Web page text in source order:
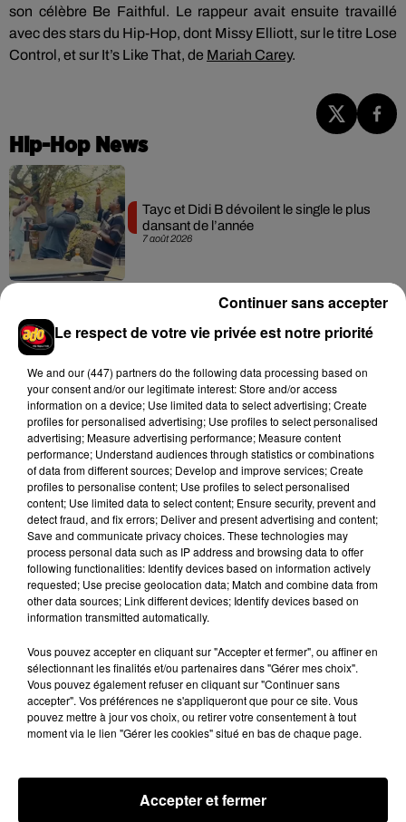
son célèbre Be Faithful. Le rappeur avait ensuite travaillé
avec des stars du Hip-Hop, dont Missy Elliott, sur le titre Lose
Control, et sur It’s Like That, de Mariah Carey.
Hip-Hop News
7 août 2026
Tayc et Didi B dévoilent le single le plus
dansant de l’année
Franglish et Keblack dévoilent une
5 août 2026
Après le film, bientôt une docu-série sur
le père de Michael Jackson
4 août 2026
Josh Levi dévoile « Swerve »
4 août 2026
Ariana Grande prendra une pause après
sa tournée mondiale
Le respect de votre vie privée est notre priorité
We and our (447) partnersdo the following data processing based on
your consent and/or our legitimate interest: Store and/or access
information on a device; Use limited data to select advertising; Create
profiles for personalised advertising; Use profiles to select personalised
advertising; Measure advertising performance; Measure content
performance; Understand audiences through statistics or combinations
of data from different sources; Develop and improve services; Create
profiles to personalise content; Use profiles to select personalised
content; Use limited data to select content; Ensure security, prevent and
detect fraud, and fix errors; Deliver and present advertising and content;
Save and communicate privacy choices. These technologies may
process personal data such as IP address and browsing data to offer
following functionalities: Identify devices based on information actively
requested; Use precise geolocation data; Match and combine data from
other data sources; Link different devices; Identify devices based on
information transmitted automatically.
Vous pouvez accepter en cliquant sur "Accepter et fermer", ou affiner en
sélectionnant les finalités et/ou partenaires dans "Gérer mes choix".
Vous pouvez également refuser en cliquant sur "Continuer sans
accepter". Vos préférences ne s'appliqueront que pour ce site. Vous
pouvez mettre à jour vos choix, ou retirer votre consentement à tout
moment via le lien "Gérer les cookies" situé en bas de chaque page.
Accepter et fermer
Continuer sans accepter